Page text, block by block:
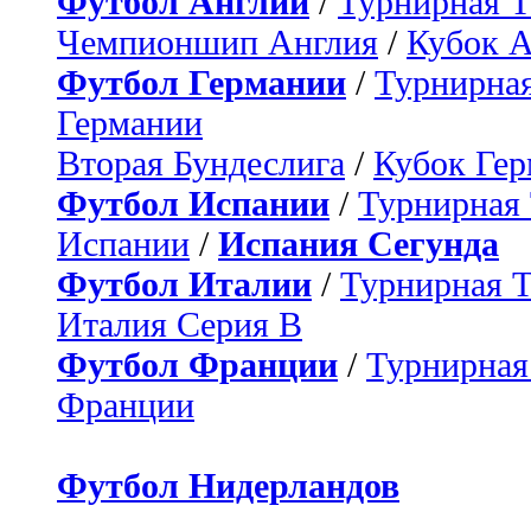
Чемпионшип Англия / Кубок
Футбол Германии /
Германии
Вторая Бундеслига / Кубок
Футбол Испании / Турнирная
Испании / Испания Сегунда
Футбол Италии / Турнирная
Италия Серия B
Футбол Франции /
Франции
Футбол Нидерландов